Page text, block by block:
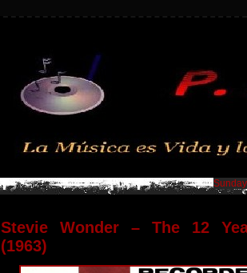
Stevie Wonder – The 12
(1963)